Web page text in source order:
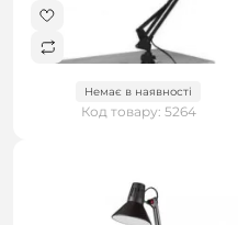
Немає в наявності
Код товару: 5264